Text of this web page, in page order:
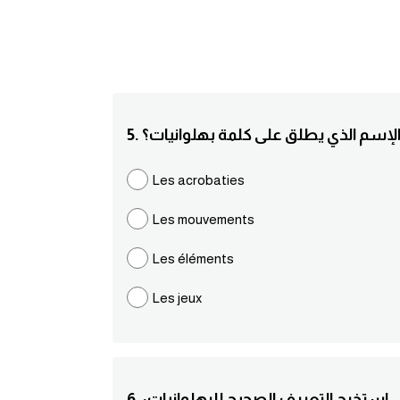
الإسم الذي يطلق على كلمة بهلوانيات؟
Les acrobaties
Les mouvements
Les éléments
Les jeux